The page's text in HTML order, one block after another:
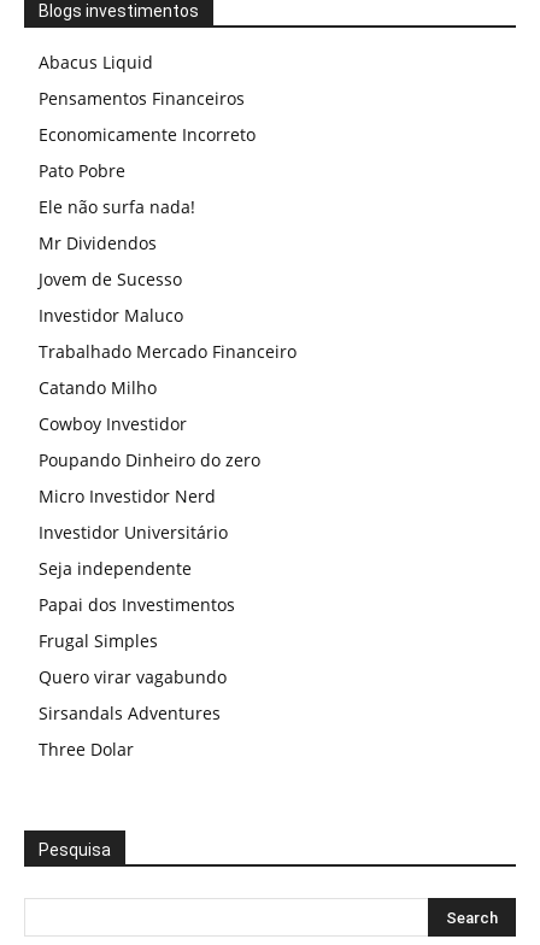
Blogs investimentos
Abacus Liquid
Pensamentos Financeiros
Economicamente Incorreto
Pato Pobre
Ele não surfa nada!
Mr Dividendos
Jovem de Sucesso
Investidor Maluco
Trabalhado Mercado Financeiro
Catando Milho
Cowboy Investidor
Poupando Dinheiro do zero
Micro Investidor Nerd
Investidor Universitário
Seja independente
Papai dos Investimentos
Frugal Simples
Quero virar vagabundo
Sirsandals Adventures
Three Dolar
Pesquisa